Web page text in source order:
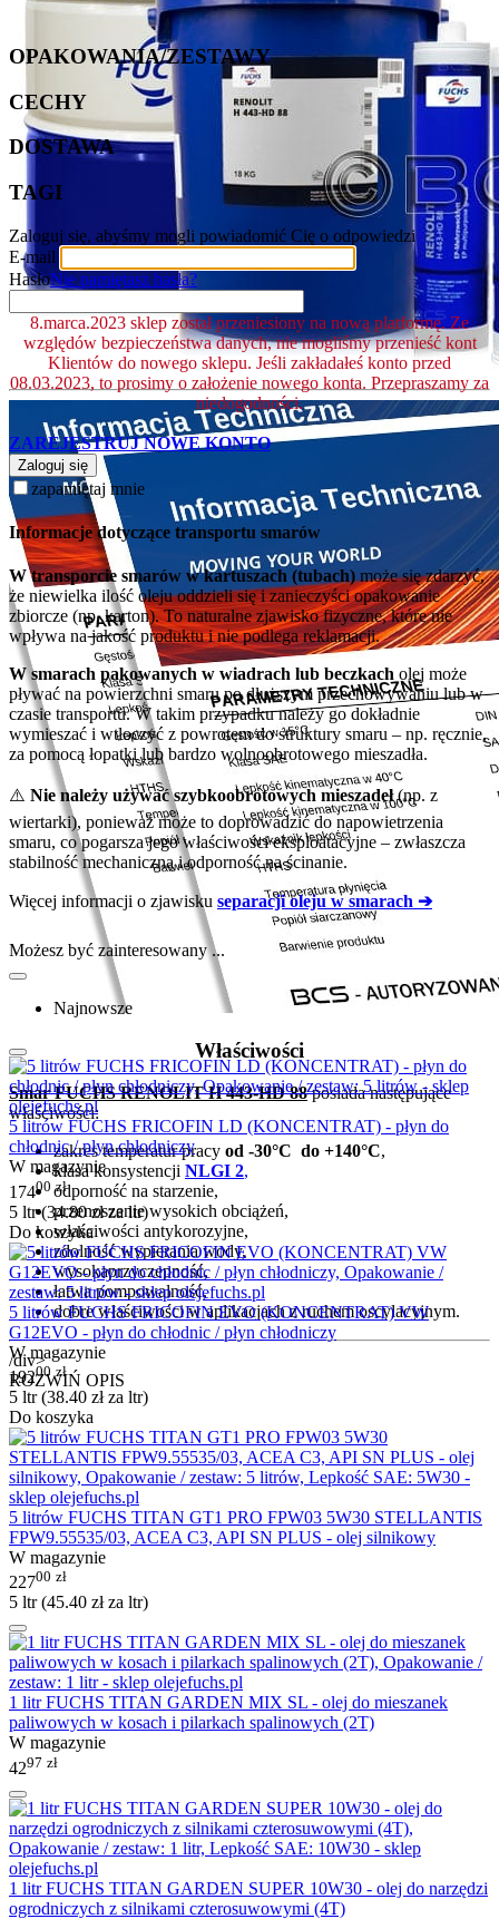
Właściwości
Smar FUCHS RENOLIT H 443-HD 88 posiada następujące
właściwości:
zakres temperatur pracy od -30°C do +140°C,
klasa konsystencji NLGI 2,
odporność na starzenie,
przenoszenie wysokich obciążeń,
właściwości antykorozyjne,
zdolność wypierania wody,
wysokaprzyczepność,
łatwa pompowalność,
dobre właściwości w aplikacjach z ruchem oscylacyjnym.
/div>
ROZWIŃ OPIS
OPAKOWANIA/ZESTAWY
CECHY
DOSTAWA
TAGI
Zaloguj się, abyśmy mogli powiadomić Cię o odpowiedzi
E-mail
HasłoNie pamiętasz hasła?
8.marca.2023 sklep został przeniesiony na nową platformę. Ze
względów bezpieczeństwa danych, nie mogliśmy przenieść kont
Klientów do nowego sklepu. Jeśli zakładałeś konto przed
08.03.2023, to prosimy o założenie nowego konta. Przepraszamy za
niedogodności.
ZAREJESTRUJ NOWE KONTO
Zaloguj się
zapamiętaj mnie
Informacje dotyczące transportu smarów
W transporcie smarów w kartuszach (tubach)może się zdarzyć,
że niewielka ilość oleju oddzieli się i zanieczyści opakowanie
zbiorcze (np. karton). To naturalne zjawisko fizyczne, które nie
wpływa na jakość produktu i nie podlega reklamacji.
W smarach pakowanych w wiadrach lub beczkach olej może
pływać na powierzchni smaru po dłuższym przechowywaniu lub w
czasie transportu. W takim przypadku należy go dokładnie
wymieszać i wtłoczyć z powrotem do struktury smaru – np. ręcznie,
za pomocą łopatki lub bardzo wolnoobrotowego mieszadła.
⚠️ Nie należy używać szybkoobrotowych mieszadeł(np. z
wiertarki), ponieważ może to doprowadzić do napowietrzenia
smaru, co pogarsza jego właściwości eksploatacyjne – zwłaszcza
stabilność mechaniczną i odporność na ścinanie.
Więcej informacji o zjawisku separacji oleju w smarach ➔
Możesz być zainteresowany ...
Najnowsze
5 litrów FUCHS FRICOFIN LD (KONCENTRAT) - płyn do
chłodnic / płyn chłodniczy
W magazynie
17400 zł
5 ltr (34.80złza ltr)
Do koszyka
5 litrów FUCHS FRICOFIN EVO (KONCENTRAT) VW
G12EVO - płyn do chłodnic / płyn chłodniczy
W magazynie
19200 zł
5 ltr (38.40 złza ltr)
Do koszyka
5 litrów FUCHS TITAN GT1 PRO FPW03 5W30 STELLANTIS
FPW9.55535/03, ACEA C3, API SN PLUS - olej silnikowy
W magazynie
22700 zł
5 ltr (45.40 złza ltr)
1 litr FUCHS TITAN GARDEN MIX SL - olej do mieszanek
paliwowych w kosach i pilarkach spalinowych (2T)
W magazynie
4297 zł
1 litr FUCHS TITAN GARDEN SUPER 10W30 - olej do narzędzi
ogrodniczych z silnikami czterosuwowymi (4T)